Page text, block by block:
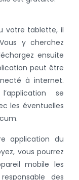
votre tablette, il
y cherchez
ensuite
peut être
à internet.
se
les éventuelles
application du
vous pourrez
mobile les
des